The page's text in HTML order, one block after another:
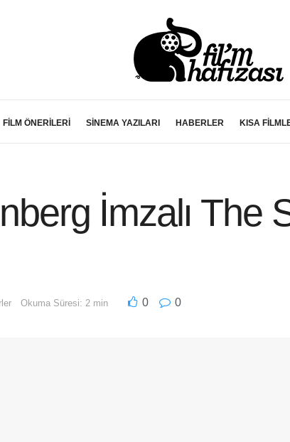
FİLM ÖNERİLERİ SİNEMA YAZILARI HABERLER KISA
İmzalı The
Okuma Süresi: 2 min 0 0